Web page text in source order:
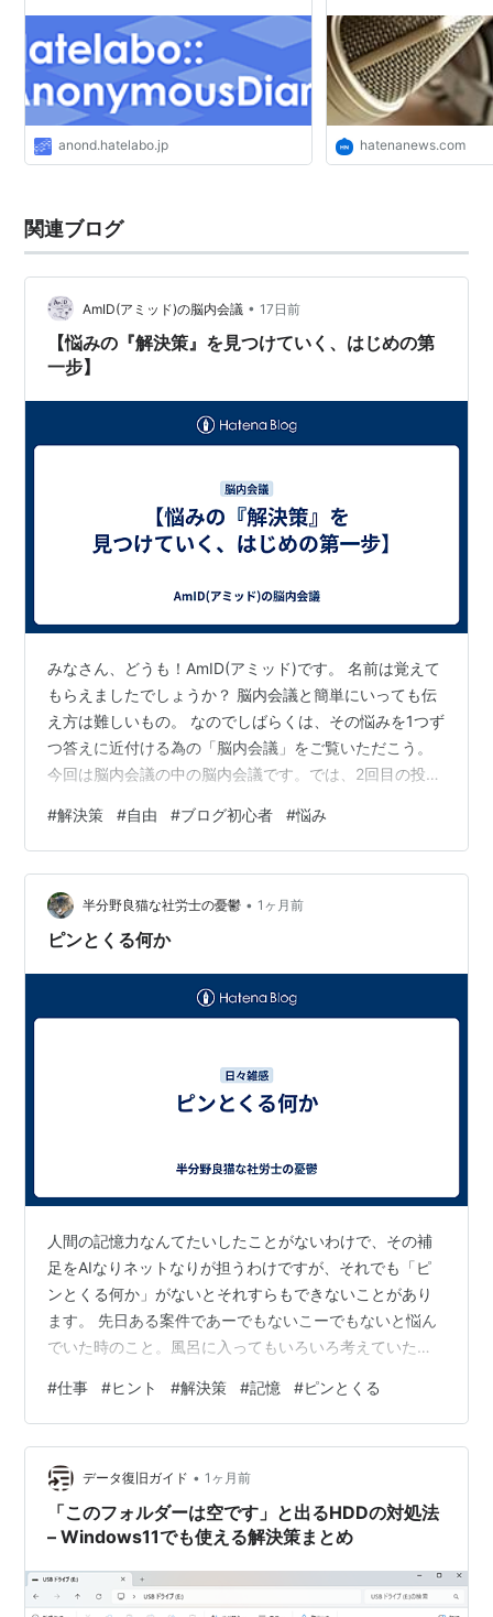
anond.hatelabo.jp hatenanews.com
関連ブログ
AmID(アミッド)の脳内会議 • 17日前
【悩みの『解決策』を見つけていく、はじめの第
一步】
みなさん、どうも！AmID(アミッド)です。 名前は覚えて
もらえましたでしょうか？ 脳内会議と簡単にいっても伝
え方は難しいもの。 なのでしばらくは、その悩みを1つず
つ答えに近付ける為の「脳内会議」をご覧いただこう。
今回は脳内会議の中の脳内会議です。では、2回目の投
るし正解が見つからず挫折することもよくある。 ブログ
をはじめたことで、多くの人がぶち当たったであろう、
「何を書けばいいか」という悩みにぶち当たる。 そう、
私もその1人。 やりたい事はたくさんある。 だからはじ
めたのだ。 だけども、どうまとめて書けばいいかわから
#解決策 #自由 #ブログ初心者 #悩み
半分野良猫な社労士の憂鬱 • 1ヶ月前
ピンとくる何か
人間の記憶力なんてたいしたことがないわけで、その補
足をAIなりネットなりが担うわけですが、それでも「ピ
ンとくる何か」がないとそれすらもできないことがあり
ます。 先日ある案件であーでもないこーでもないと悩ん
でいた時のこと。風呂に入ってもいろいろ考えていた
な方法を聞いたな…とふと思い出したわけです。 風呂か
ら出てパソコン叩いて調べると、おおこれだこれだ。こ
の方法を使えば解決できるぞ、と一つの方法に行き当た
りました。 翌日早速関係先に「この方法でこうこうする
って、今でもまだできるよね」と確認したら「あーちょ
っと分からないから調べさせて」経過すること小…
#仕事 #ヒント #解決策 #記憶 #ピンとくる
データ復旧ガイド • 1ヶ月前
「このフォルダーは空です」と出るHDDの対処法
– Windows11でも使える解決策まとめ